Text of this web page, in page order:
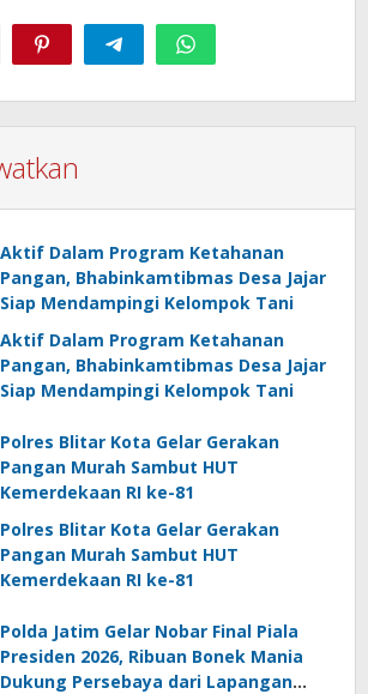
Aktif Dalam Program Ketahanan
Pangan, Bhabinkamtibmas Desa Jajar
Siap Mendampingi Kelompok Tani
Aktif Dalam Program Ketahanan
Pangan, Bhabinkamtibmas Desa Jajar
Siap Mendampingi Kelompok Tani
Polres Blitar Kota Gelar Gerakan
Pangan Murah Sambut HUT
Kemerdekaan RI ke-81
Polres Blitar Kota Gelar Gerakan
Pangan Murah Sambut HUT
Kemerdekaan RI ke-81
Polda Jatim Gelar Nobar Final Piala
Presiden 2026, Ribuan Bonek Mania
Dukung Persebaya dari Lapangan